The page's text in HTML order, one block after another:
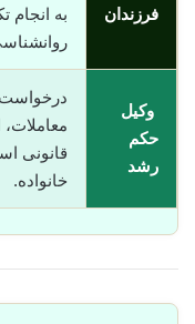
فرزندان
به انجام
وکیل
حکم
رشد
درخواست
معاملات،
قانونی
خانواده.